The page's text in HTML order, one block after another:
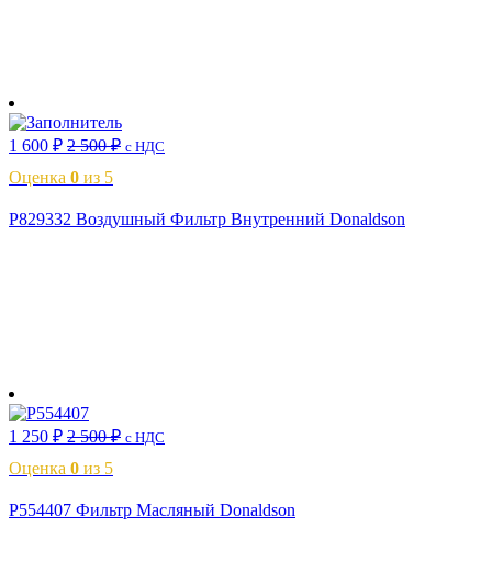
1 600 ₽ 2 500₽ с НДС
Оценка 0 из 5
P829332 Воздушный Фильтр Внутренний Donaldson
1 250 ₽ 2 500₽ с НДС
Оценка 0 из 5
P554407 Фильтр Масляный Donaldson